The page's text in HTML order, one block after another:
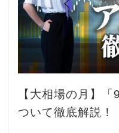
【大相場の月】
ついて徹底解説！